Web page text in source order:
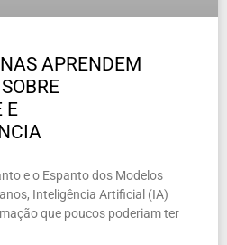
APRENDEM
E
e o Espanto dos Modelos
Inteligência Artificial (IA)
que poucos poderiam ter